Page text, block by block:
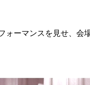
ォーマンスを見せ、会